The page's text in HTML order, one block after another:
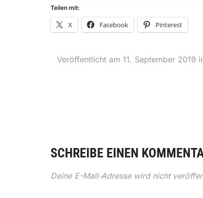
Teilen mit:
X Facebook Pinterest
Veröffentlicht am 11. September 2019
SCHREIBE EINEN
Deine E-Mail-Adresse wird nicht